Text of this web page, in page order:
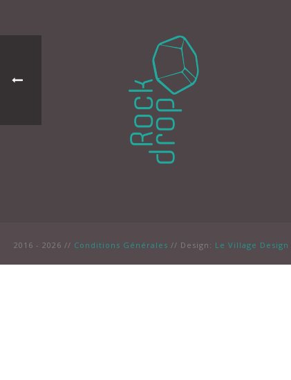
2016 - 2026 // Conditions Générales // Design: Le Village Design